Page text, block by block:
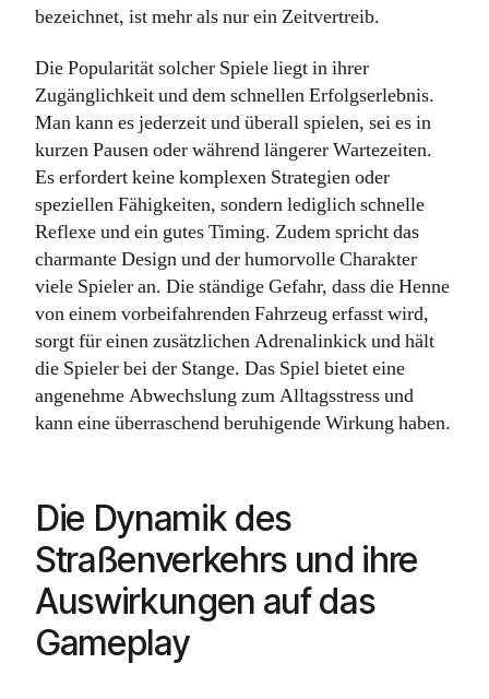
bezeichnet, ist mehr als nur ein Zeitvertreib.
Die Popularität solcher Spiele liegt in ihrer
Zugänglichkeit und dem schnellen Erfolgserlebnis.
Man kann es jederzeit und überall spielen, sei es in
kurzen Pausen oder während längerer Wartezeiten.
Es erfordert keine komplexen Strategien oder
speziellen Fähigkeiten, sondern lediglich schnelle
Reflexe und ein gutes Timing. Zudem spricht das
charmante Design und der humorvolle Charakter
viele Spieler an. Die ständige Gefahr, dass die Henne
von einem vorbeifahrenden Fahrzeug erfasst wird,
sorgt für einen zusätzlichen Adrenalinkick und hält
die Spieler bei der Stange. Das Spiel bietet eine
angenehme Abwechslung zum Alltagsstress und
kann eine überraschend beruhigende Wirkung haben.
Die Dynamik des
Straßenverkehrs und ihre
Auswirkungen auf das
Gameplay